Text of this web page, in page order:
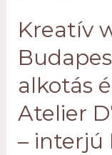
Kreatív
alkotás
Atelier
– interjú